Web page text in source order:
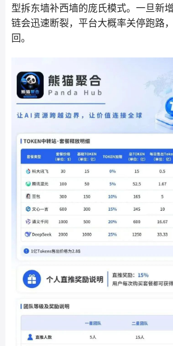
型拆东墙补西墙的庞氏模式。一旦新
链会迅速断裂，平台大概率关停跑路
回。